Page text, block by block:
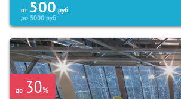
от 500 руб.
до5000руб.
до 30%